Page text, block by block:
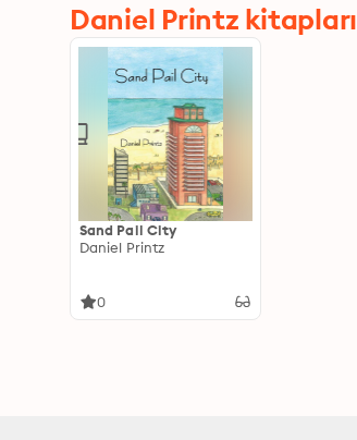
Daniel Printz kitapları
Sand Pail City
Daniel Printz
0